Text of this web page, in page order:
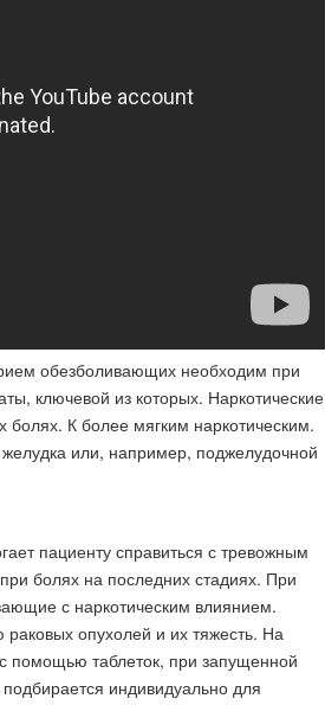
обезболивающих необходим при
ключевой из которых. Наркотические
К более мягким наркотическим.
или, например, поджелудочной
пациенту справиться с тревожным
болях на последних стадиях. При
с наркотическим влиянием.
опухолей и их тяжесть. На
помощью таблеток, при запущенной
индивидуально для